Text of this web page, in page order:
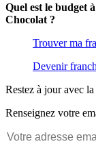
Quel est le budget
Chocolat ?
Trouver ma
Devenir
Restez à jour avec
Renseignez votre